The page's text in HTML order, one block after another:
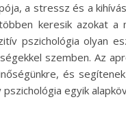
a stressz és a
keresik azokat a
pszichológia olyan
szemben. Az
és
egyik